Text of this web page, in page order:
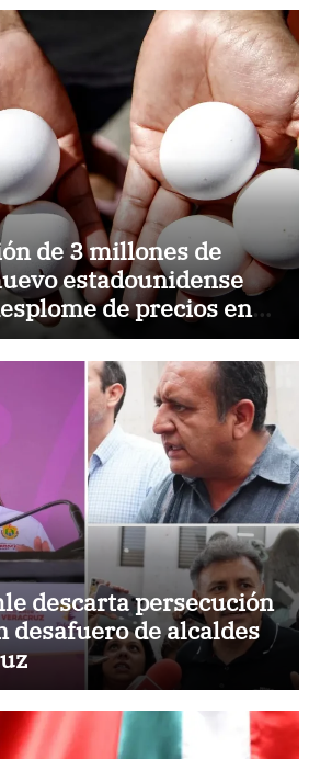
de 3 millones de
estadounidense
de precios en
a consumir local
descarta persecución
desafuero de alcaldes